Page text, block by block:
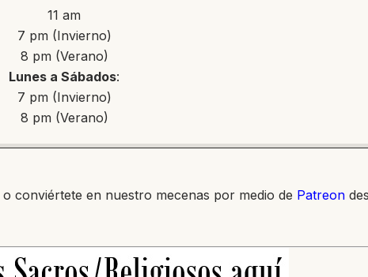
11 am
7 pm (Invierno)
8 pm (Verano)
Lunes a Sábados:
7 pm (Invierno)
8 pm (Verano)
o conviértete en nuestro mecenas por medio de Patreon